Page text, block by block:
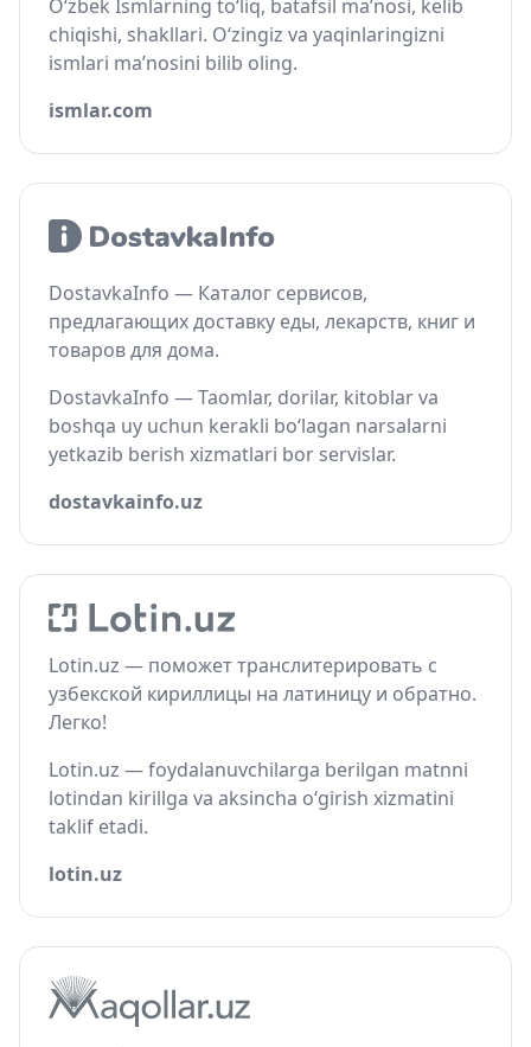
O‘zbek Ismlarning to‘liq, batafsil ma’nosi, kelib
chiqishi, shakllari. O‘zingiz va yaqinlaringizni
ismlari ma’nosini bilib oling.
ismlar.com
DostavkaInfo — Каталог сервисов,
предлагающих доставку еды, лекарств, книг и
товаров для дома.
DostavkaInfo — Taomlar, dorilar, kitoblar va
boshqa uy uchun kerakli bo‘lagan narsalarni
yetkazib berish xizmatlari bor servislar.
dostavkainfo.uz
Lotin.uz — поможет транслитерировать с
узбекской кириллицы на латиницу и обратно.
Легко!
Lotin.uz — foydalanuvchilarga berilgan matnni
lotindan kirillga va aksincha o‘girish xizmatini
taklif etadi.
lotin.uz